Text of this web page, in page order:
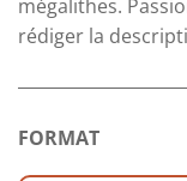
mégalithes.
rédiger la
FORMAT